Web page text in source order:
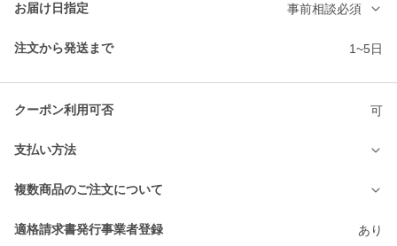
お届け日指定 事前相談必須
注文から発送まで 1~5日
クーポン利用可否 可
支払い方法
複数商品のご注文について
適格請求書発行事業者登録 あり